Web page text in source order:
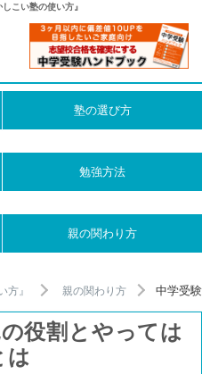
こい塾の使い方』
塾の選び方
勉強方法
親の関わり方
方』 親の関わり方 中学受
役割とやっては
は